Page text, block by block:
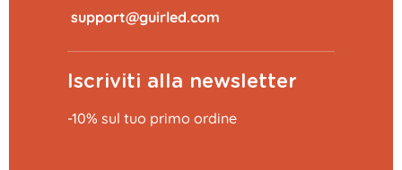
Iscriviti alla newsletter
-10% sul tuo primo ordine